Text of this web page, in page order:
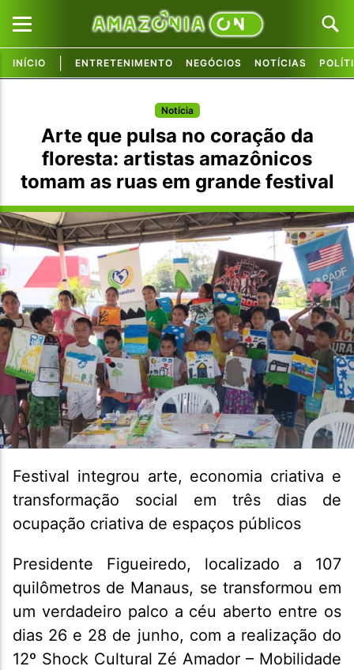
INÍCIO ENTRETENIMENTO NEGÓCIOS NOTÍCIAS
Notícia
Arte que pulsa no coração da
floresta: artistas amazônicos
tomam as ruas em grande festival
Festival integrou arte, economia criativa e
transformação social em três dias de
ocupação criativa de espaços públicos
Presidente Figueiredo, localizado a 107
quilômetros de Manaus, se transformou em
um verdadeiro palco a céu aberto entre os
dias 26 e 28 de junho, com a realização do
12º Shock Cultural Zé Amador – Mobilidade